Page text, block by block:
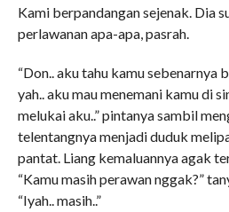
Kami berpandangan sejenak. Dia
perlawanan apa-apa, pasrah.
“Don.. aku tahu kamu sebenarnya
yah.. aku mau menemani kamu di
melukai aku..” pintanya sambil
telentangnya menjadi duduk
pantat. Liang kemaluannya agak
“Kamu masih perawan nggak?”
“Iyah.. masih..”